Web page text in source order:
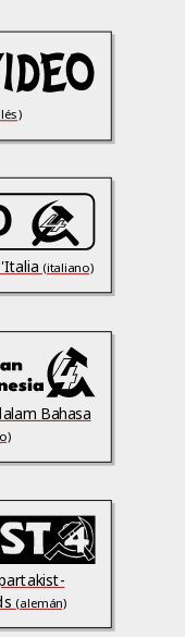
(italiano)
Bahasa
(alemán)